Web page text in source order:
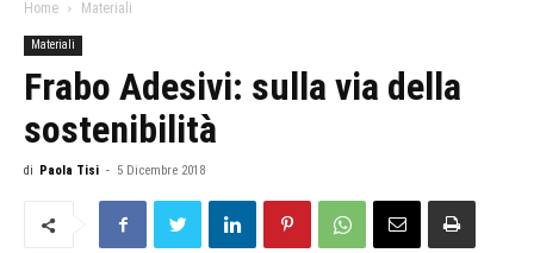
Home Materiali
Materiali
Frabo Adesivi: sulla via della
sostenibilità
di Paola Tisi - 5 Dicembre 2018